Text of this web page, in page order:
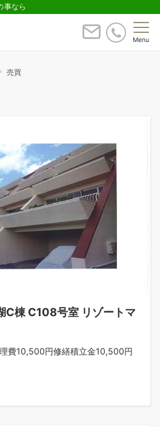
事なら
Menu
売買
C棟 C108号室 リゾートマ
費10,500円修繕積立金10,500円